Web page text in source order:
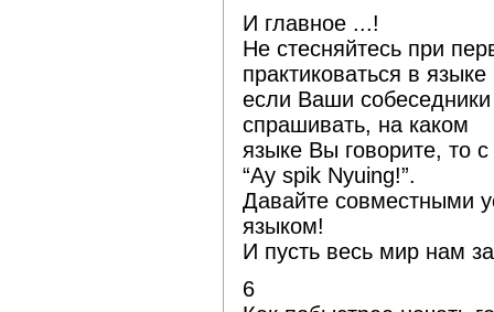
И главное ...!
Не стесняйтесь при
практиковаться в
если Ваши
спрашивать, на каком
языке Вы говорите, то
“Ay spik Nyuing!”.
Давайте совместными
языком!
И пусть весь мир нам
6